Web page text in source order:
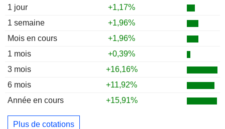
1 jour
+1,17%
1 semaine
+1,96%
Mois en cours
+1,96%
1 mois
+0,39%
3 mois
+16,16%
6 mois
+11,92%
Année en cours
+15,91%
Plus de cotations